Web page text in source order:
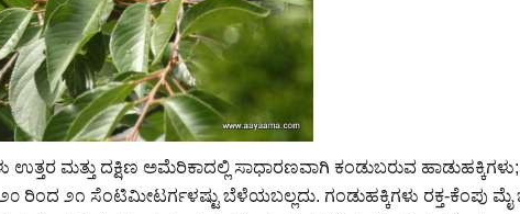
ಉತ್ತರ ಮತ್ತು ದಕ್ಷಿಣ ಅಮೆರಿಕಾದಲ್ಲಿ ಸಾಧಾರಣವಾಗಿ ಕಂಡುಬರುವ
ರಿಂದ ೨೧ ಸೆಂಟಿಮೀಟರ್ಗಳಷ್ಟು ಬೆಳೆಯಬಲ್ಲದು. ಗಂಡುಹಕ್ಕಿಗಳು ರಕ್ತ-ಕೆಂಪು ಮೈ